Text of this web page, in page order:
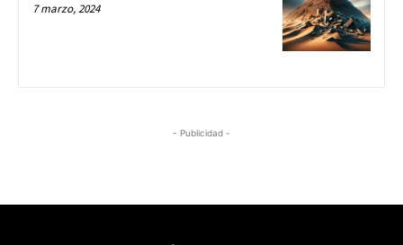
7 marzo, 2024
- Publicidad -